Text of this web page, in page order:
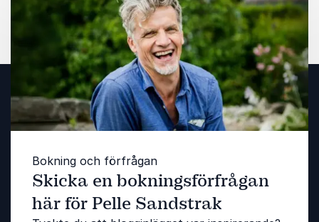
Bokning och förfrågan
Skicka en bokningsförfrågan
här för Pelle Sandstrak